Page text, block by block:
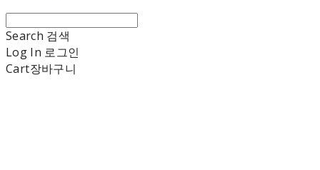
Search 검색
Log In 로그인
Cart장바구니